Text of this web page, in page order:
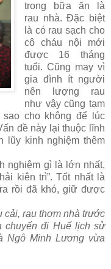
trong bữa ăn là
rau nhà. Đặc biệt
là có rau sạch cho
cô cháu nội mới
được 16 tháng
tuổi. Cũng may vì
gia đình ít người
nên lượng rau
như vậy cũng tạm
cho không để lúc
đề này lại thuộc lĩnh
lũy kinh nghiệm thêm
nghiệm gì là lớn nhất,
kiên trì”. Tốt nhất là
rồi đã khó, giữ được
cải, rau thơm nhà trước
chuyến đi Huế lịch sử
Ngô Minh Lương vừa